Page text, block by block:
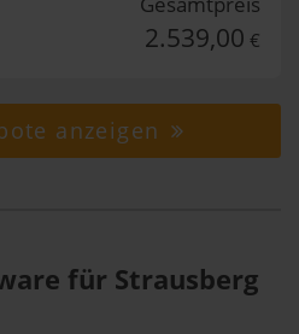
2.539,00 €
anzeigen
für Strausberg